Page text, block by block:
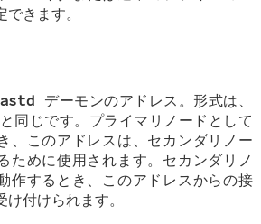
きます。
デーモンのアドレス。形式は、
同じです。プライマリノードとして
、このアドレスは、セカンダリノー
ために使用されます。セカンダリノ
作するとき、このアドレスからの接
付けられます。